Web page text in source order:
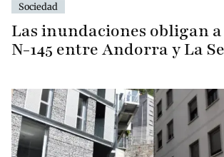
Sociedad
Las inundaciones obligan
N-145 entre Andorra y La